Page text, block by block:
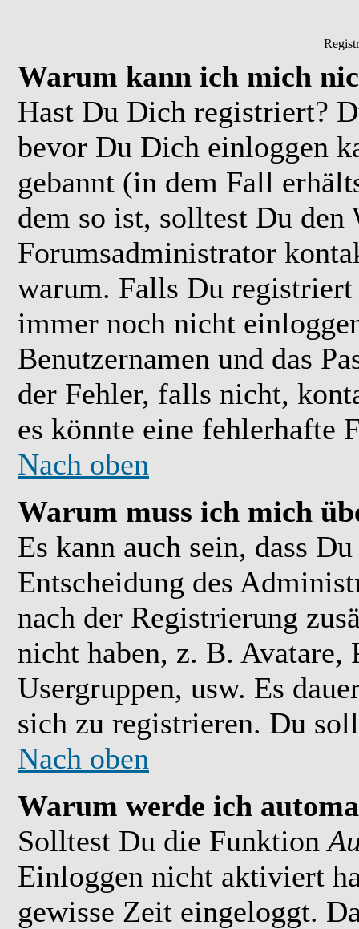
Warum kann ich mich
Hast Du Dich registriert?
bevor Du Dich einloggen
gebannt (in dem Fall
dem so ist, solltest Du den
Forumsadministrator
warum. Falls Du
immer noch nicht
Benutzernamen und das
der Fehler, falls nicht,
es könnte eine fehlerhafte
Nach oben
Warum muss ich mich
Es kann auch sein, dass
Entscheidung des
nach der Registrierung
nicht haben, z. B.
Usergruppen, usw. Es
sich zu registrieren. Du
Nach oben
Warum werde ich
Solltest Du die Funktion
Einloggen nicht aktiviert
gewisse Zeit eingeloggt.